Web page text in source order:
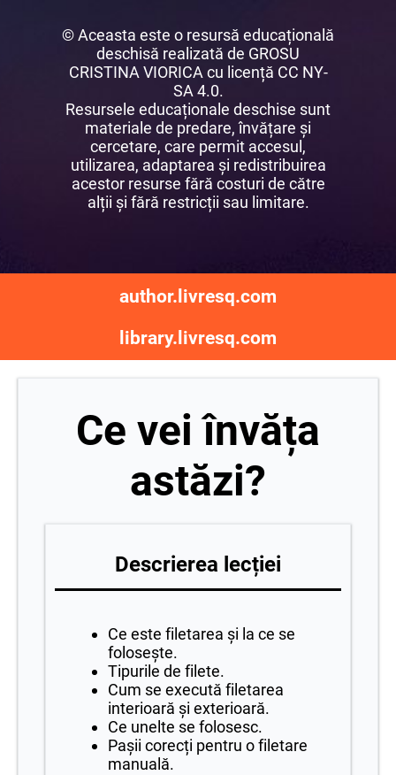
© Aceasta este o resursă educațională
deschisă realizată de GROSU
CRISTINA VIORICA cu licență CC NY-
SA 4.0.
Resursele educaționale deschise sunt
materiale de predare, învățare și
cercetare, care permit accesul,
utilizarea, adaptarea și redistribuirea
acestor resurse fără costuri de către
alții și fără restricții sau limitare.
author.livresq.com
library.livresq.com
Ce vei învăța
astăzi?
Descrierea lecției
Ce este filetarea și la ce se
folosește.
Tipurile de filete.
Cum se execută filetarea
interioară și exterioară.
Ce unelte se folosesc.
Pașii corecți pentru o filetare
manuală.